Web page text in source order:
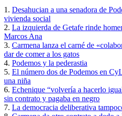
1. Desahucian a una senadora de
vivienda social
2. La izquierda de Getafe rinde
Marcos Ana
3. Carmena lanza el carné de
dar de comer a los gatos
4. Podemos y la pederastia
5. El número dos de Podemos en
una niña
6. Echenique “volvería a hacerlo
sin contrato y pagaba en negro
7. La democracia deliberativa